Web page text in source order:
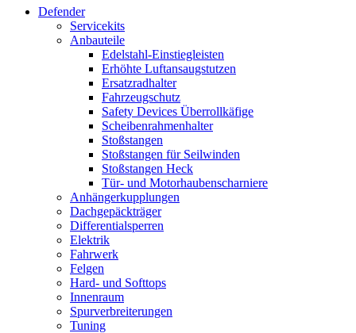
Defender
Servicekits
Anbauteile
Edelstahl-Einstiegleisten
Erhöhte Luftansaugstutzen
Ersatzradhalter
Fahrzeugschutz
Safety Devices Überrollkäfige
Scheibenrahmenhalter
Stoßstangen
Stoßstangen für Seilwinden
Stoßstangen Heck
Tür- und Motorhaubenscharniere
Anhängerkupplungen
Dachgepäckträger
Differentialsperren
Elektrik
Fahrwerk
Felgen
Hard- und Softtops
Innenraum
Spurverbreiterungen
Tuning